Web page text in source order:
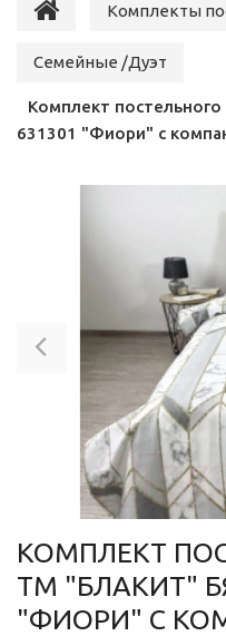
Комплекты
Семейные /Дуэт
Комплект
631301 "Фиори" с
Previous
КОМПЛЕКТ
ТМ "БЛАКИТ"
"ФИОРИ" С